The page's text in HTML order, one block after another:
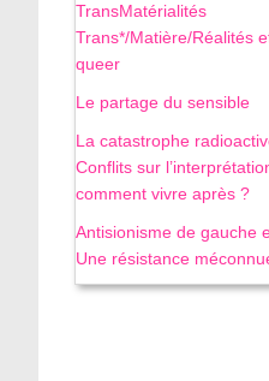
TransMatérialités
Trans*/Matière/Réalités
queer
Le partage du sensible
La catastrophe
Conflits sur
comment vivre après ?
Antisionisme de gauche
Une résistance